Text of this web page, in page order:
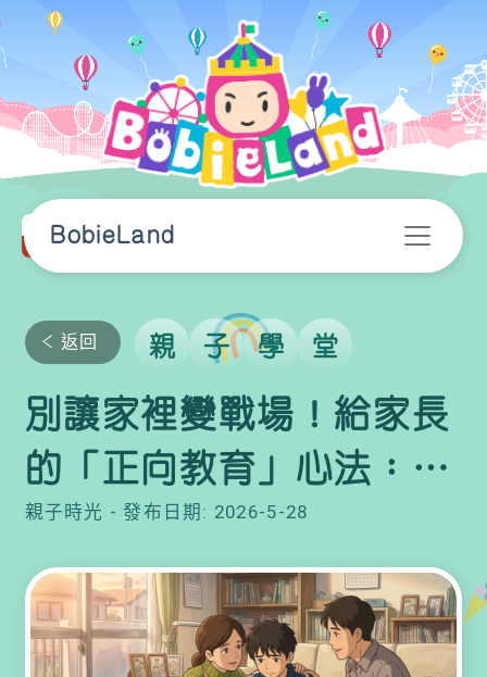
BobieLand
親 子 學 堂
返回
別讓家裡變戰場！給家長
的「正向教育」心法：愛
比道理更重要 ❤️
親子時光 - 發布日期: 2026-5-28